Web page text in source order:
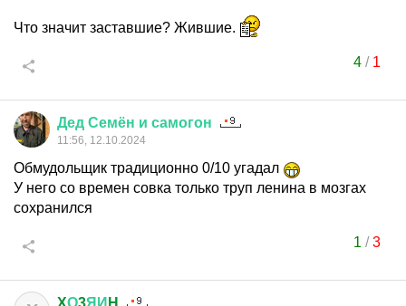
Что значит заставшие? Жившие.
4/ 1
Дед Семён и самогон
11:56, 12.10.2024
Обмудольщик традиционно 0/10 угадал
У него со времен совка только труп ленина в мозгах
сохранился
1 /3
XО3ЯИ H